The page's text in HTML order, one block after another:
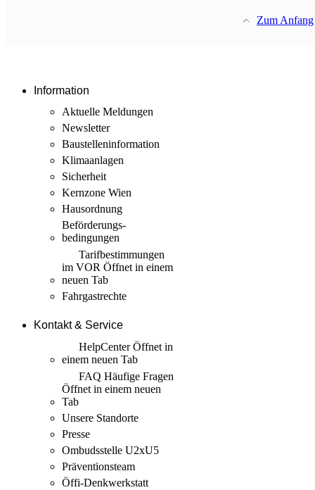
Zum Anfang
Information
Aktuelle Meldungen
Newsletter
Baustellen­information
Klimaanlagen
Sicherheit
Kernzone Wien
Hausordnung
Beförderungs­
bedingungen
Tarif­bestimmungen
im VOR Öffnet in einem
neuen Tab
Fahrgastrechte
Kontakt & Service
HelpCenterÖffnet in
einem neuen Tab
FAQ Häufige Fragen
Öffnet in einem neuen
Tab
Unsere Standorte
Presse
Ombudsstelle U2xU5
Präventionsteam
Öffi-Denkwerkstatt